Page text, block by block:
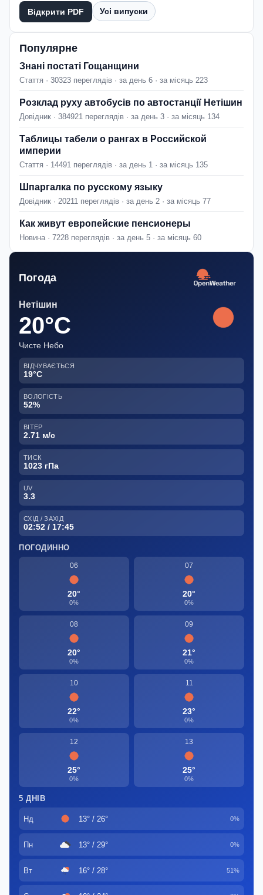
Відкрити PDF Усі випуски
Популярне
Знані постаті Гощанщини
Стаття · 30323 переглядів · за день 6 · за місяць 223
Розклад руху автобусів по автостанції Нетішин
Довідник · 384921 переглядів · за день 3 · за місяць 134
Таблицы табели о рангах в Российской
империи
Стаття · 14491 переглядів · за день 1 · за місяць 135
Шпаргалка по русскому языку
Довідник · 20211 переглядів · за день 2 · за місяць 77
Как живут европейские пенсионеры
Новина · 7228 переглядів · за день 5 · за місяць 60
Погода
Нетішин
20°C
Чисте Небо
ВІДЧУВАЄТЬСЯ
19°C
ВОЛОГІСТЬ
52%
ВІТЕР
2.71 м/с
ТИСК
1023 гПа
UV
3.3
СХІД / ЗАХІД
02:52 / 17:45
ПОГОДИННО
06
20°
0%
07
20°
0%
08
20°
0%
09
21°
0%
10
22°
0%
11
23°
0%
12
25°
0%
13
25°
0%
5 ДНІВ
Нд 13° / 26° 0%
Пн 13° / 29° 0%
Вт 16° / 28° 51%